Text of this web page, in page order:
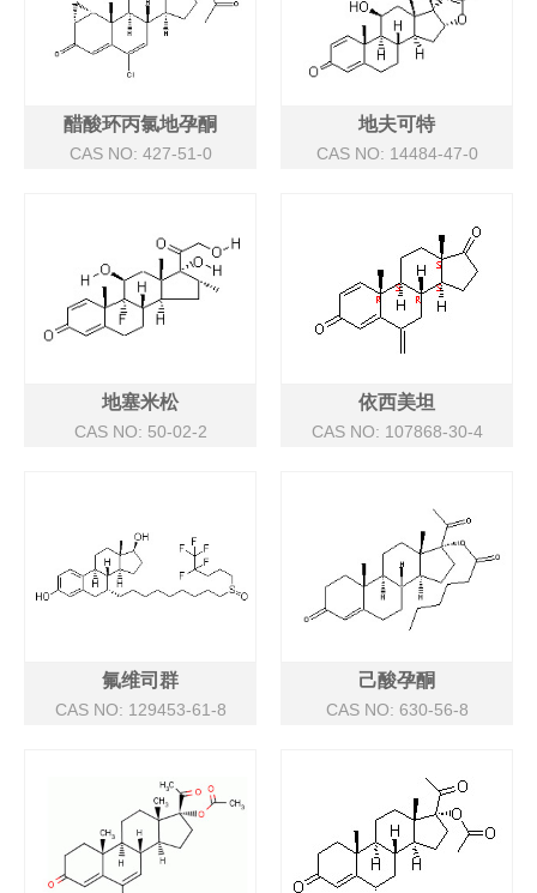
醋酸环丙氯地孕酮
CAS NO: 427-51-0
地夫可特
CAS NO: 14484-47-0
地塞米松
CAS NO: 50-02-2
依西美坦
CAS NO: 107868-30-4
氟维司群
CAS NO: 129453-61-8
己酸孕酮
CAS NO: 630-56-8